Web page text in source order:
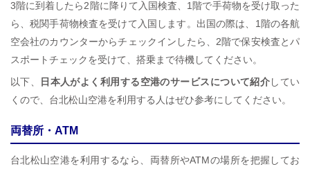
3階に到着したら2階に降りて入国検査、1階で手荷物を受け取った
ら、税関手荷物検査を受けて入国します。出国の際は、1階の各航
空会社のカウンターからチェックインしたら、2階で保安検査とパ
スポートチェックを受けて、搭乗まで待機してください。
以下、
日本人がよく利用する空港のサービスについて紹介してい
くので、台北松山空港を利用する人はぜひ参考にしてください。
両替所・ATM
台北松山空港を利用するなら、両替所やATMの場所を把握してお